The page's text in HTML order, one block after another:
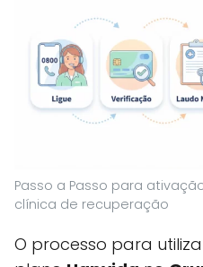
Passo a Passo para
clínica de recuperação
O processo para